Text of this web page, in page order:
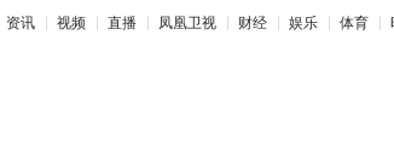
资讯 视频 直播 凤凰卫视 财经 娱乐 体育